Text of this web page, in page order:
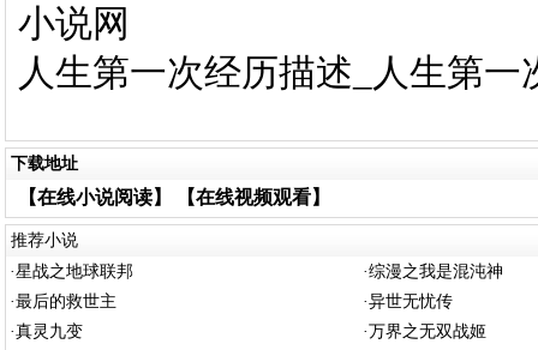
小说网
人生第一次经历描述_人生第
下载地址
【在线小说阅读】 【在线视频观看】
推荐小说
·星战之地球联邦 ·综漫之我是混沌神
·最后的救世主 ·异世无忧传
·真灵九变 ·万界之无双战姬